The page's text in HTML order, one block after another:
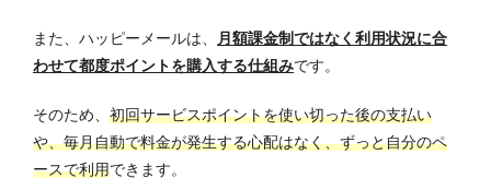
また、ハッピーメールは、
月額課金制ではなく利用状況に合
わせて都度ポイントを購入する仕組みです。
そのため、 初回サービスポイントを使い切った後の支払い
や、毎月自動で料金が発生する心配はなく、ずっと自分のペ
ースで利用できます。